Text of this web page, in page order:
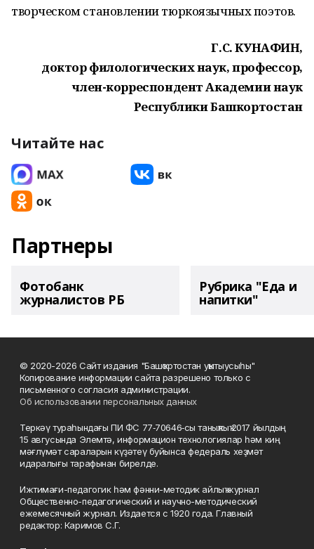
творческом становлении тюркоязычных поэтов.
Г.С. КУНАФИН,
доктор филологических наук, профессор,
член-корреспондент Академии наук
Республики Башкортостан
Читайте нас
Партнеры
Фотобанк
журналистов РБ
Рубрика "Еда и
напитки"
© 2020-2026 Сайт издания "Башҡортостан уҡытыусыһы"
Копирование информации сайта разрешено только с
письменного согласия администрации.
Об использовании персональных данных
Теркәү тураһындағы ПИ ФС 77‑70646‑сы таныҡлыҡ 2017 йылдың
15 авгусында Элемтә, информацион технологиялар һәм киң
мәғлүмәт сараларын күҙәтеү буйынса федераль хеҙмәт
идаралығы тарафынан бирелде.
Ижтимағи-педагогик һәм фәнни-методик айлыҡ журнал
Общественно-педагогический и научно-методический
ежемесячный журнал. Издается с 1920 года. Главный
редактор: Каримов С.Г.